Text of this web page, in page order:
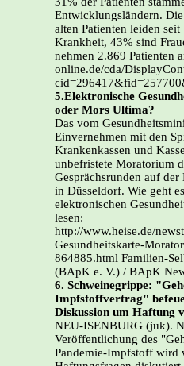
Entwicklungsländern.
alten Patienten leiden
Krankheit, 43% sind
nehmen 2.869 Patienten
online.de/cda/
5.Elektronische
oder Mors Ultima?
Das vom
Einvernehmen mit den
Krankenkassen und
unbefristete Moratorium
Gesprächsrunden auf
in Düsseldorf. Wie geht
elektronischen
lesen:
http://www.heise.de/
Gesundheitskarte-
864885.html Familien-
(BApK e. V.) / BApK
6. Schweinegrippe:
Impfstoffvertrag"
Diskussion um Haftung
NEU-ISENBURG (juk).
Veröffentlichung des
Pandemie-Impfstoff wird